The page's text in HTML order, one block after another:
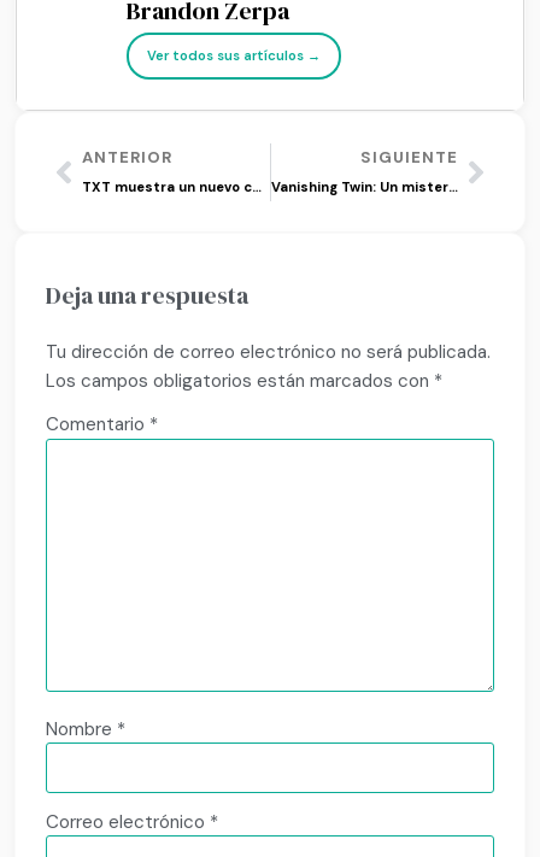
Brandon Zerpa
Ver todos sus artículos →
ANTERIOR
TXT muestra un nuevo concepto para ‘Minisode2: Thursday’s Child’
SIGUIENTE
Vanishing Twin: Un misterio entre dos hermanas
Deja una respuesta
Tu dirección de correo electrónico no será publicada.
Los campos obligatorios están marcados con *
Comentario *
Nombre *
Correo electrónico *